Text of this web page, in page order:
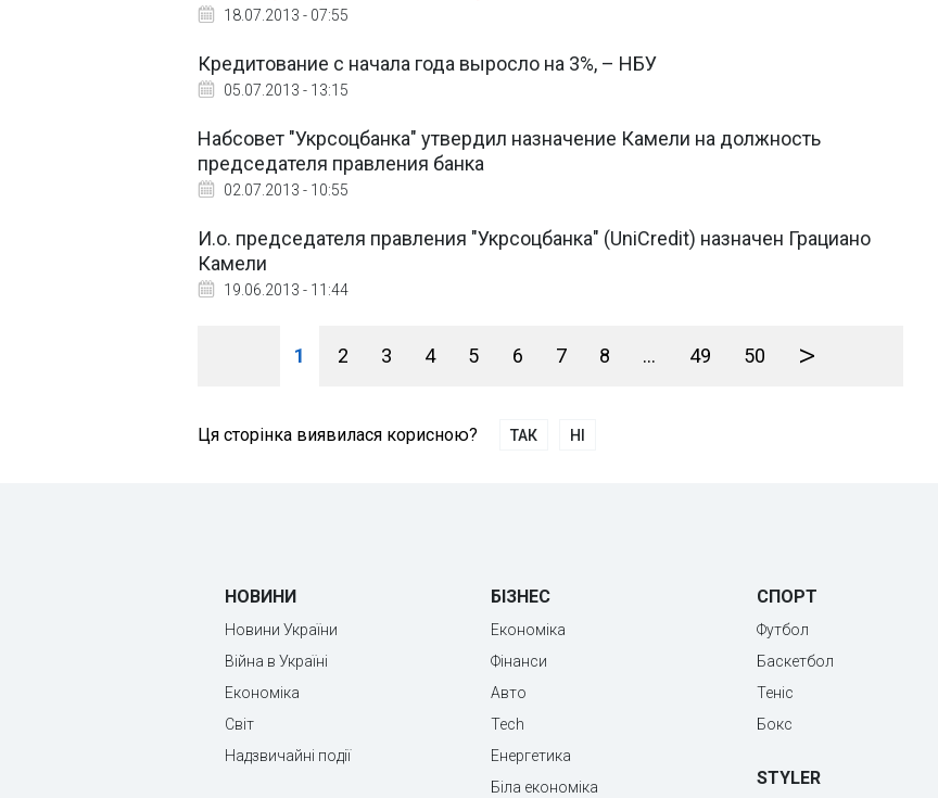
18.07.2013 - 07:55
Кредитование с начала года выросло на 3%, – НБУ
05.07.2013 - 13:15
Набсовет "Укрсоцбанка" утвердил назначение Камели на должность
председателя правления банка
02.07.2013 - 10:55
И.о. председателя правления "Укрсоцбанка" (UniCredit) назначен Грациано
Камели
19.06.2013 - 11:44
1 2 3 4 5 6 7 8 ... 49 50 >
Ця сторінка виявилася корисною? ТАК НІ
НОВИНИ
Новини України
Війна в Україні
Економіка
Світ
Надзвичайні події
БІЗНЕС
Економіка
Фінанси
Авто
Tech
Енергетика
Біла економіка
СПОРТ
Футбол
Баскетбол
Теніс
Бокс
STYLER